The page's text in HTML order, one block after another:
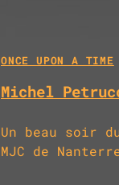
ONCE UPON A TIME
Michel
Un beau soir
MJC de